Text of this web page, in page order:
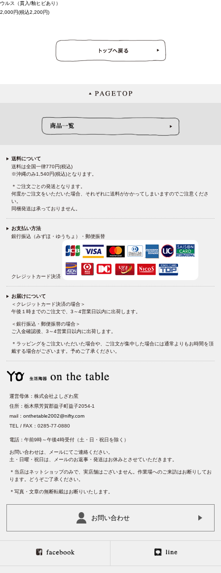
ウルス（貫入/釉ヒビあり）
2,000円(税込2,200円)
送料について
送料は全国一律770円(税込)
※沖縄のみ1,540円(税込)となります。
＊ご注文ごとの発送となります。
何度かご注文をいただいた場合、それぞれに送料がかかってしまいますのでご注意くださ
い。
同梱発送は承っておりません。
お支払い方法
銀行振込（みずほ・ゆうちょ）・郵便振替
クレジットカード決済
お届けについて
＜クレジットカード決済の場合＞
午後１時までのご注文で、3～4営業日以内に出荷します。
＜銀行振込・郵便振替の場合＞
ご入金確認後、3～4営業日以内に出荷します。
＊ラッピングをご注文いただいた場合や、ご注文が集中した場合には通常よりもお時間を頂
戴する場合がございます。予めご了承ください。
運営母体：株式会社よしざわ窯
住所：栃木県芳賀郡益子町益子2054-1
mail：onthetable2002@nifty.com
TEL / FAX：0285-77-0880
電話：午前9時～午後4時受付（土・日・祝日を除く）
お問い合わせは、メールにてご連絡ください。
土・日曜・祝日は、メールのお返事・発送はお休みとさせていただきます。
＊当店はネットショップのみで、実店舗はございません。作業場へのご来訪はお断りしてお
ります。どうぞご了承ください。
＊写真・文章の無断転載はお断りいたします。
お問い合わせ